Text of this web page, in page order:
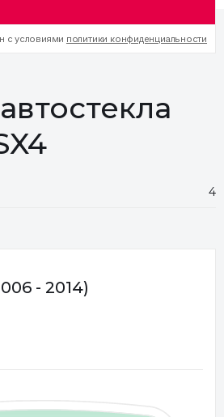
с условиями политики конфиденциальности
4
- 2014)